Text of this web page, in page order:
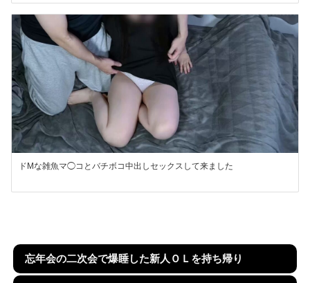
ドMな雑魚マ◯コとバチボコ中出しセックスして来ました
忘年会の二次会で爆睡した新人ＯＬを持ち帰り